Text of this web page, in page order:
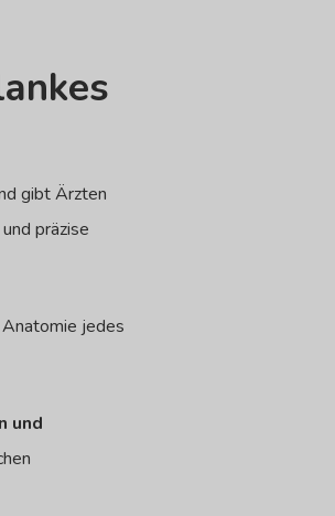
gibt Ärzten
und präzise
jedes
und